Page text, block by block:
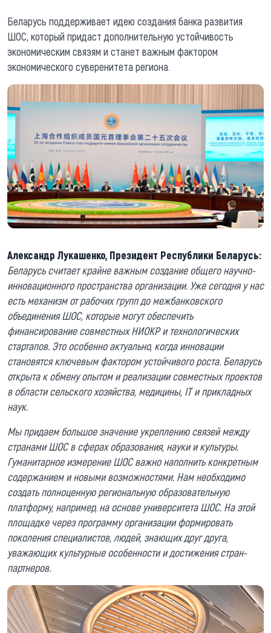
Беларусь поддерживает идею создания банка развития
ШОС, который придаст дополнительную устойчивость
экономическим связям и станет важным фактором
экономического суверенитета региона.
Александр Лукашенко, Президент Республики Беларусь:
Беларусь считает крайне важным создание общего научно-
инновационного пространства организации. Уже сегодня у нас
есть механизм от рабочих групп до межбанковского
объединения ШОС, которые могут обеспечить
финансирование совместных НИОКР и технологических
стартапов. Это особенно актуально, когда инновации
становятся ключевым фактором устойчивого роста. Беларусь
открыта к обмену опытом и реализации совместных проектов
в области сельского хозяйства, медицины, IT и прикладных
наук.
Мы придаем большое значение укреплению связей между
странами ШОС в сферах образования, науки и культуры.
Гуманитарное измерение ШОС важно наполнить конкретным
содержанием и новыми возможностями. Нам необходимо
создать полноценную региональную образовательную
платформу, например, на основе университета ШОС. На этой
площадке через программу организации формировать
поколения специалистов, людей, знающих друг друга,
уважающих культурные особенности и достижения стран-
партнеров.